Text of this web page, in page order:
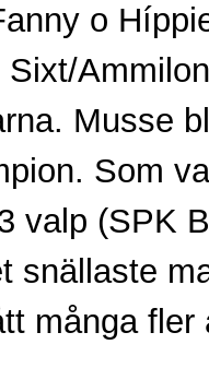
o
Musse
Som
valp (SPK
snällaste
många